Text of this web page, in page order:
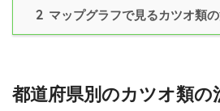
2 マップグラフで見るカツオ類
都道府県別のカツオ類の